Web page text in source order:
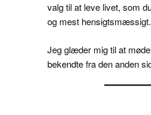
valg til at leve livet, som
og mest hensigtsmæssigt.
Jeg glæder mig til at
bekendte fra den anden